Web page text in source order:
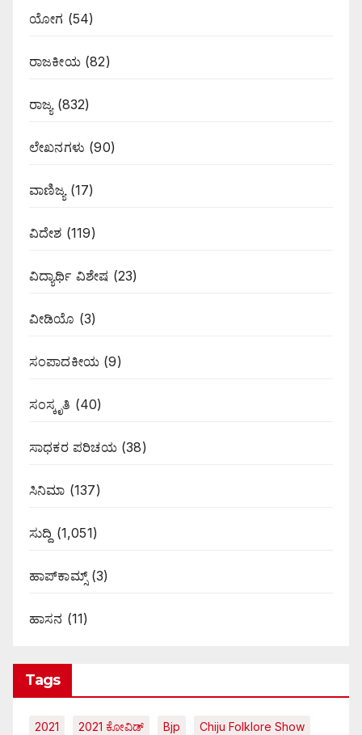
ಯೋಗ (54)
ರಾಜಕೀಯ(82)
ರಾಜ್ಯ(832)
ಲೇಖನಗಳು (90)
ವಾಣಿಜ್ಯ(17)
ವಿದೇಶ (119)
ವಿದ್ಯಾರ್ಥಿ ವಿಶೇಷ (23)
ವೀಡಿಯೊ (3)
ಸಂಪಾದಕೀಯ (9)
ಸಂಸ್ಕೃತಿ (40)
ಸಾಧಕರ ಪರಿಚಯ(38)
ಸಿನಿಮಾ (137)
ಸುದ್ದಿ (1,051)
ಹಾಪ್‌ಕಾಮ್ಸ್‌(3)
ಹಾಸನ (11)
Tags
2021 2021 ಕೋವಿಡ್‌ Bjp Chiju Folklore Show